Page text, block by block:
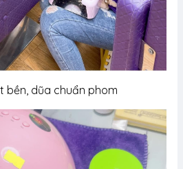
bền, dũa chuẩn phom